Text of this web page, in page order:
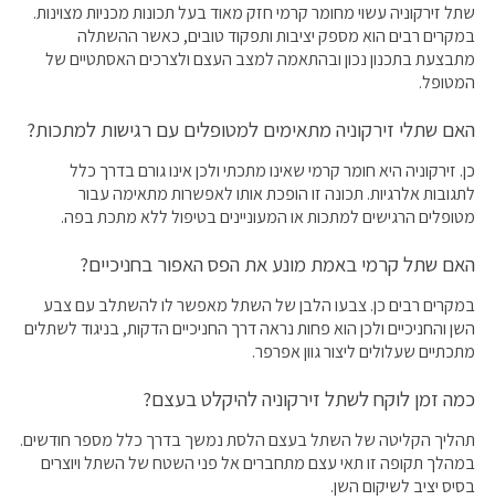
שתל זירקוניה עשוי מחומר קרמי חזק מאוד בעל תכונות מכניות מצוינות.
במקרים רבים הוא מספק יציבות ותפקוד טובים, כאשר ההשתלה
מתבצעת בתכנון נכון ובהתאמה למצב העצם ולצרכים האסתטיים של
המטופל.
האם שתלי זירקוניה מתאימים למטופלים עם רגישות למתכות?
כן. זירקוניה היא חומר קרמי שאינו מתכתי ולכן אינו גורם בדרך כלל
לתגובות אלרגיות. תכונה זו הופכת אותו לאפשרות מתאימה עבור
מטופלים הרגישים למתכות או המעוניינים בטיפול ללא מתכת בפה.
האם שתל קרמי באמת מונע את הפס האפור בחניכיים?
במקרים רבים כן. צבעו הלבן של השתל מאפשר לו להשתלב עם צבע
השן והחניכיים ולכן הוא פחות נראה דרך החניכיים הדקות, בניגוד לשתלים
מתכתיים שעלולים ליצור גוון אפרפר.
כמה זמן לוקח לשתל זירקוניה להיקלט בעצם?
תהליך הקליטה של השתל בעצם הלסת נמשך בדרך כלל מספר חודשים.
במהלך תקופה זו תאי עצם מתחברים אל פני השטח של השתל ויוצרים
בסיס יציב לשיקום השן.